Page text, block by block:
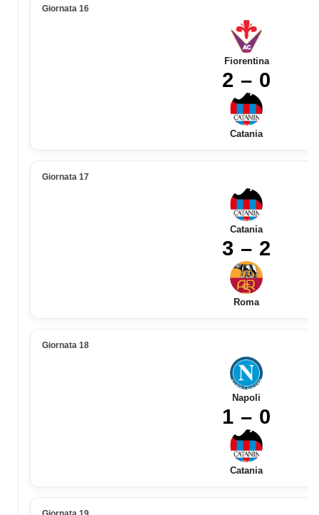
Giornata 16
Fiorentina
2 – 0
Catania
Giornata 17
Catania
3 – 2
Roma
Giornata 18
Napoli
1 – 0
Catania